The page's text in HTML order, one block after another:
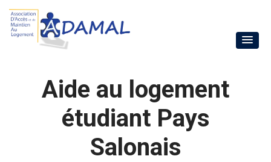
Aide au logement
étudiant Pays
Salonais